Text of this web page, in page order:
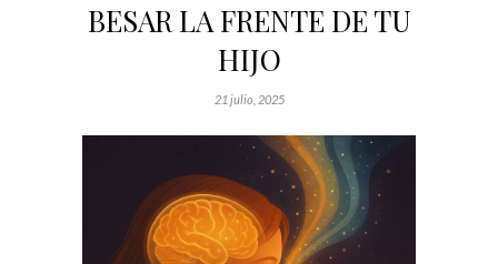
BESAR LA FRENTE DE TU
HIJO
21 julio, 2025